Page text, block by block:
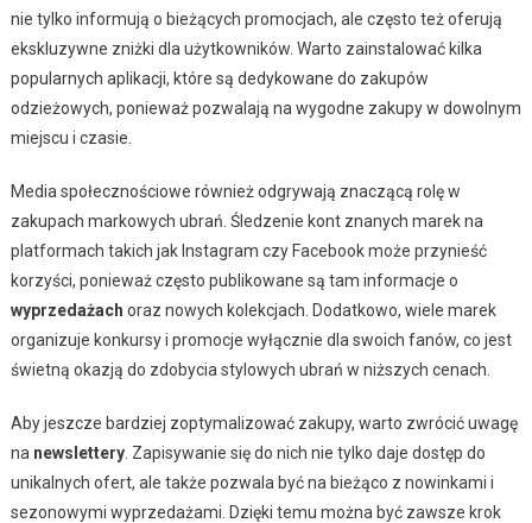
nie tylko informują o bieżących promocjach, ale często też oferują
ekskluzywne zniżki dla użytkowników. Warto zainstalować kilka
popularnych aplikacji, które są dedykowane do zakupów
odzieżowych, ponieważ pozwalają na wygodne zakupy w dowolnym
miejscu i czasie.
Media społecznościowe również odgrywają znaczącą rolę w
zakupach markowych ubrań. Śledzenie kont znanych marek na
platformach takich jak Instagram czy Facebook może przynieść
korzyści, ponieważ często publikowane są tam informacje o
wyprzedażach oraz nowych kolekcjach. Dodatkowo, wiele marek
organizuje konkursy i promocje wyłącznie dla swoich fanów, co jest
świetną okazją do zdobycia stylowych ubrań w niższych cenach.
Aby jeszcze bardziej zoptymalizować zakupy, warto zwrócić uwagę
na newslettery. Zapisywanie się do nich nie tylko daje dostęp do
unikalnych ofert, ale także pozwala być na bieżąco z nowinkami i
sezonowymi wyprzedażami. Dzięki temu można być zawsze krok